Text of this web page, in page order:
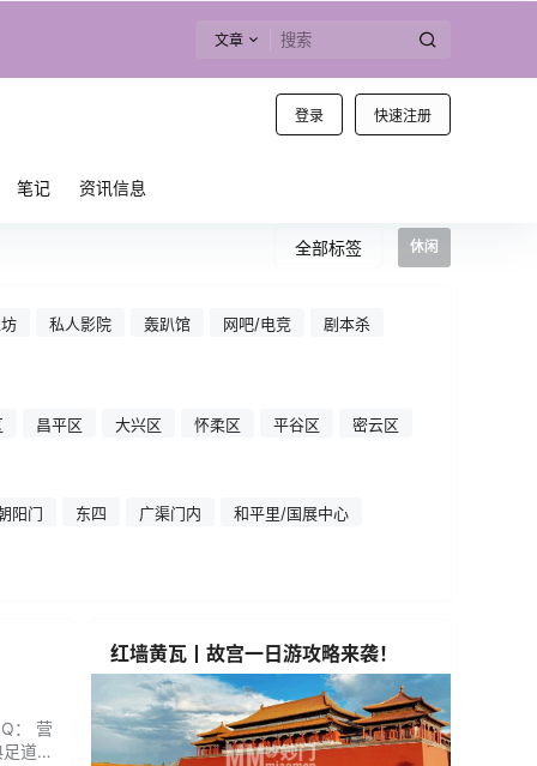
文章
登录 快速注册
笔记 资讯信息
全部标签 休闲
私人影院 轰趴馆 网吧/电竞 剧本杀
昌平区 大兴区 怀柔区 平谷区 密云区
阳门 东四 广渠门内 和平里/国展中心
： 营
道
红墙黄瓦丨故宫一日游攻略来袭！